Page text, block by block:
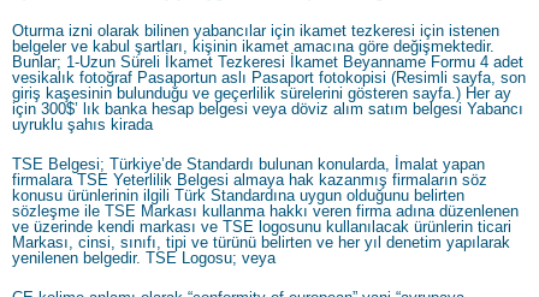
Oturma izni olarak bilinen yabancılar için ikamet tezkeresi için istenen
belgeler ve kabul şartları, kişinin ikamet amacına göre değişmektedir.
Bunlar; 1-Uzun Süreli İkamet Tezkeresi İkamet Beyanname Formu 4 adet
vesikalık fotoğraf Pasaportun aslı Pasaport fotokopisi (Resimli sayfa, son
giriş kaşesinin bulunduğu ve geçerlilik sürelerini gösteren sayfa.) Her ay
için 300$’ lık banka hesap belgesi veya döviz alım satım belgesi Yabancı
uyruklu şahıs kirada
TSE Belgesi; Türkiye’de Standardı bulunan konularda, İmalat yapan
firmalara TSE Yeterlilik Belgesi almaya hak kazanmış firmaların söz
konusu ürünlerinin ilgili Türk Standardına uygun olduğunu belirten
sözleşme ile TSE Markası kullanma hakkı veren firma adına düzenlenen
ve üzerinde kendi markası ve TSE logosunu kullanılacak ürünlerin ticari
Markası, cinsi, sınıfı, tipi ve türünü belirten ve her yıl denetim yapılarak
yenilenen belgedir. TSE Logosu; veya